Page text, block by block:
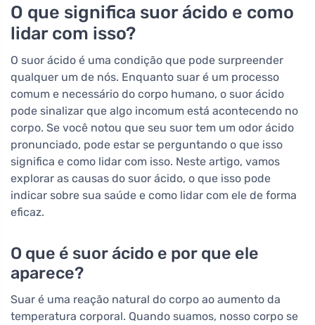
O que significa suor ácido e como
lidar com isso?
O suor ácido é uma condição que pode surpreender
qualquer um de nós. Enquanto suar é um processo
comum e necessário do corpo humano, o suor ácido
pode sinalizar que algo incomum está acontecendo no
corpo. Se você notou que seu suor tem um odor ácido
pronunciado, pode estar se perguntando o que isso
significa e como lidar com isso. Neste artigo, vamos
explorar as causas do suor ácido, o que isso pode
indicar sobre sua saúde e como lidar com ele de forma
eficaz.
O que é suor ácido e por que ele
aparece?
Suar é uma reação natural do corpo ao aumento da
temperatura corporal. Quando suamos, nosso corpo se